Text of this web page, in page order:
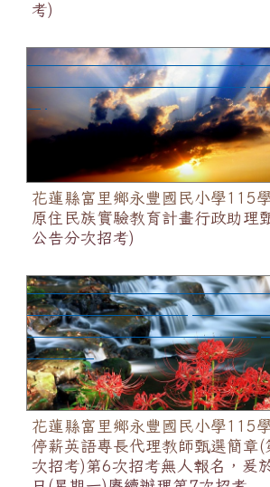
考)
花蓮縣富里鄉永豐國民小學115學年
族實驗教育計畫行政助理甄選簡章(
花蓮縣富里鄉永豐國民小學115
原住民族實驗教育計畫行政助理
公告分次招考)
花蓮縣富里鄉永豐國民小學115學年度
語專長代理教師甄選簡章(第1次公告
招考無人報名，爰於115年7月20日(
第7次招考
花蓮縣富里鄉永豐國民小學115
停薪英語專長代理教師甄選簡章(
次招考)第6次招考無人報名，爰